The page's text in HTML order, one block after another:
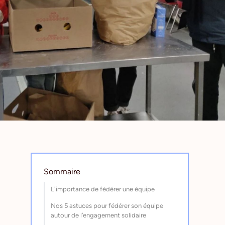
Sommaire
L'importance de fédérer une équipe
Nos 5 astuces pour fédérer son équipe
autour de l’engagement solidaire